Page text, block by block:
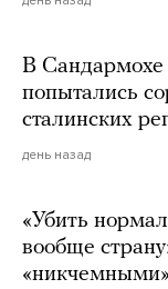
В Сандармохе
попытались
сталинских
день назад
«Убить
вообще